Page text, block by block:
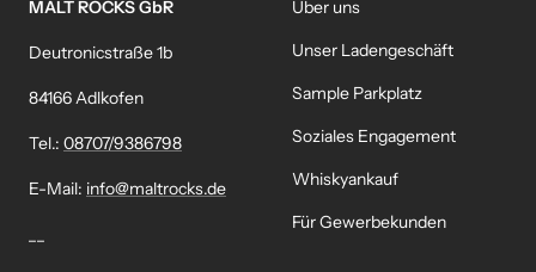
MALT ROCKS GbR
Deutronicstraße 1b
84166 Adlkofen
Tel.: 08707/9386798
E-Mail: info@maltrocks.de
Über uns
Unser Ladengeschäft
Sample Parkplatz
Soziales Engagement
Whiskyankauf
Für Gewerbekunden